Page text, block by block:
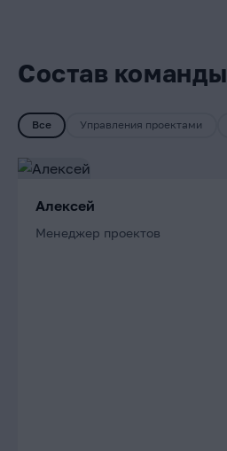
Состав команды
Все Управления проектами
Алексей
Менеджер проектов